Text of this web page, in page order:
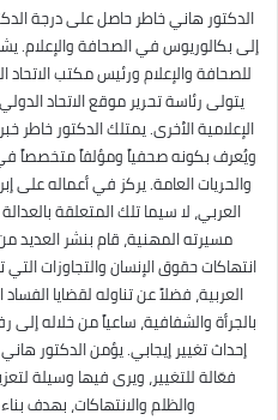
الدكتور هاني خاطر حاصل على درجة
إلى بكالوريوس في الصحافة والإعلام.
للصحافة والإعلام ورئيس مكتب
يتولى رئاسة تحرير موقع الاتحاد
الإعلامية الأخرى. يمتلك الدكتور خاطر
ويُعرف بكونه صحفياً ومؤلفاً متخصصاً
والحريات العامة. يركز في أعماله على
العربي، لا سيما تلك المتعلقة
مسيرته المهنية، قام بنشر
انتهاكات حقوق الإنسان والتجاوزات
العربية، فضلاً عن تناوله لقضايا
بالجرأة والشفافية، ساعياً من خلاله
إحداث تغيير إيجابي. يؤمن الدكتور
فعّالة للتغيير، ويرى فيها وسيلة
والظلم والانتهاكات، بهدف